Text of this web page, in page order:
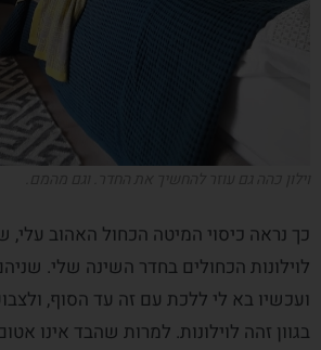
כך נראה כיסוי המיטה הכחול האהוב
לוילונות הכחולים בחדר השינה שלי.
ועכשיו בא לי ללכת עם זה עד הסוף,
בגוון זהה לוילונות. למרות שהבד אינו